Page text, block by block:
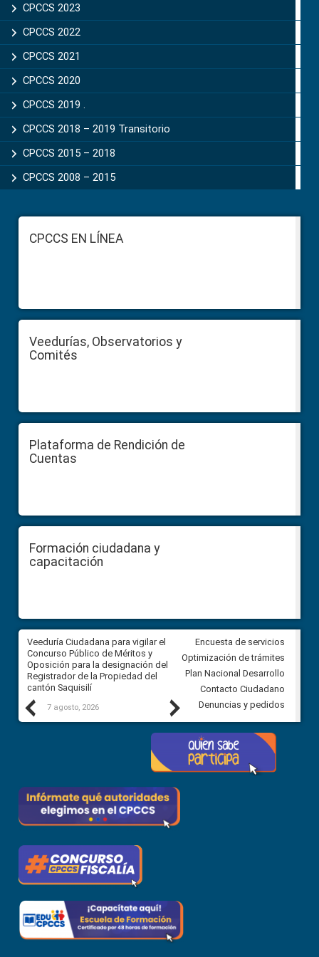
CPCCS 2023
CPCCS 2022
CPCCS 2021
CPCCS 2020
CPCCS 2019 .
CPCCS 2018 – 2019 Transitorio
CPCCS 2015 – 2018
CPCCS 2008 – 2015
FooterCPCCS EN LÍNEA
Veedurías, Observatorios y
Comités
Plataforma de Rendición de
Cuentas
Formación ciudadana y
capacitación
Previous
Veeduría Ciudadana para vigilar el
Concurso Público de Méritos y
Oposición para la designación del
Registrador de la Propiedad del
cantón Saquisilí
7 agosto, 2026
Veeduría Ciudadana para
construcción del asfaltado de
Ballenita del cantón Santa
7 agosto, 2026
Next
Encuesta de servicios
Optimización de trámites
Plan Nacional Desarrollo
Contacto Ciudadano
Denuncias y pedidos